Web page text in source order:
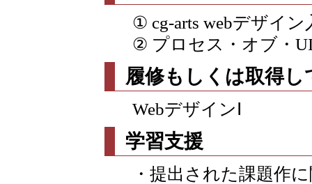
① cg-arts webデザイン
② プロセス・オブ・
履修もしくは取得
WebデザインⅠ
学習支援
・提出された課題作